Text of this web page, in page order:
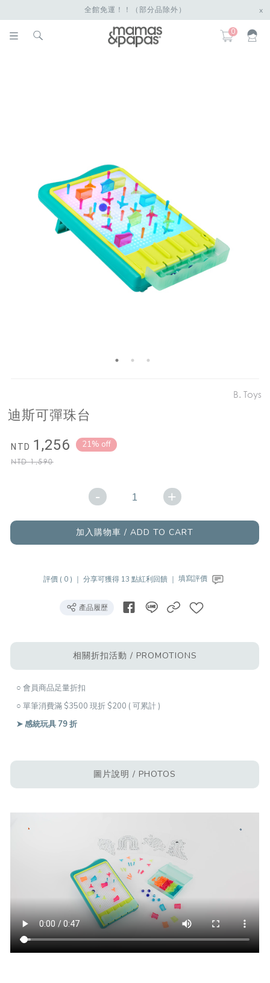
全館免運！！（部分品除外） x
0
B. Toys
迪斯可彈珠台
NTD 1,256
NTD1,590
21% off
- +
加入購物車 / ADD TO CART
評價 ( 0 ) ｜分享可獲得 13 點紅利回饋 ｜填寫評價
產品履歷
相關折扣活動 / PROMOTIONS
○ 會員商品足量折扣
○ 單筆消費滿 $3500 現折 $200 ( 可累計 )
➤ 感統玩具 79 折
圖片說明 / PHOTOS